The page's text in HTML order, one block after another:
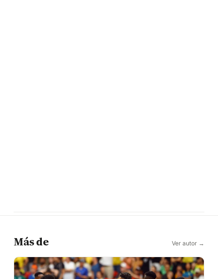
Más de Ver autor →